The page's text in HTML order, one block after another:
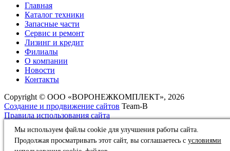
Главная
Каталог техники
Запасные части
Сервис и ремонт
Лизинг и кредит
Филиалы
О компании
Новости
Контакты
Copyright © ООО «ВОРОНЕЖКОМПЛЕКТ», 2026
Создание и продвижение сайтов Team-B
Правила использования сайта
Мы используем файлы cookie для улучшения работы сайта.
Продолжая просматривать этот сайт, вы соглашаетесь с условиями